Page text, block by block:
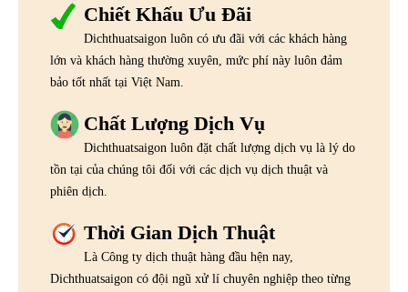
Chiết Khấu Ưu Đãi
Dichthuatsaigon luôn có ưu đãi với các khách hàng
lớn và khách hàng thường xuyên, mức phí này luôn đảm
bảo tốt nhất tại Việt Nam.
Chất Lượng Dịch Vụ
Dichthuatsaigon luôn đặt chất lượng dịch vụ là lý do
tồn tại của chúng tôi đối với các dịch vụ dịch thuật và
phiên dịch.
Thời Gian Dịch Thuật
Là Công ty dịch thuật hàng đầu hện nay,
Dichthuatsaigon có đội ngũ xử lí chuyên nghiệp theo từng